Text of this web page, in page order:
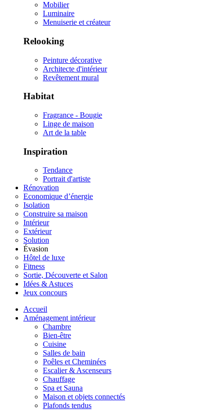
Mobilier
Luminaire
Menuiserie et créateur
Relooking
Peinture décorative
Architecte d'intérieur
Revêtement mural
Habitat
Fragrance - Bougie
Linge de maison
Art de la table
Inspiration
Tendance
Portrait d'artiste
Rénovation
Economique d’énergie
Isolation
Construire sa maison
Intérieur
Extérieur
Solution
Évasion
Hôtel de luxe
Fitness
Sortie, Découverte et Salon
Idées & Astuces
Jeux concours
Accueil
Aménagement intérieur
Chambre
Bien-être
Cuisine
Salles de bain
Poêles et Cheminées
Escalier & Ascenseurs
Chauffage
Spa et Sauna
Maison et objets connectés
Plafonds tendus